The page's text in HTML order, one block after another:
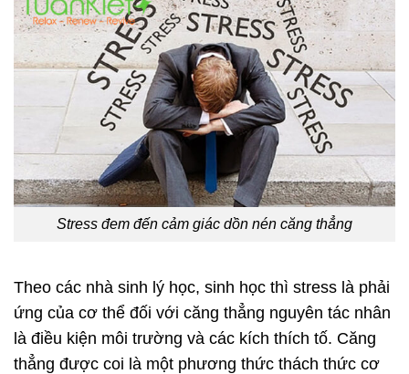
Stress đem đến cảm giác dồn nén căng thẳng
Theo các nhà sinh lý học, sinh học thì stress là phải
ứng của cơ thể đối với căng thẳng nguyên tác nhân
là điều kiện môi trường và các kích thích tố. Căng
thẳng được coi là một phương thức thách thức cơ